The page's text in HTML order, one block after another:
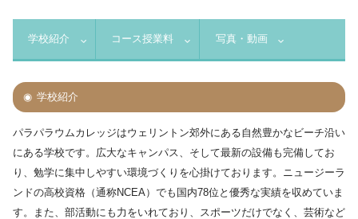
学校紹介 コース授業料 写真・動画
学校紹介
パラパラウムカレッジはウェリントン郊外にある自然豊かなビーチ沿い
にある学校です。広大なキャンパス、そして最新の設備も完備してお
り、勉学に集中しやすい環境づくりを心掛けております。ニュージーラ
ンドの高校資格（通称NCEA）でも国内78位と優秀な実績を収めていま
す。また、部活動にも力をいれており、スポーツだけでなく、芸術など